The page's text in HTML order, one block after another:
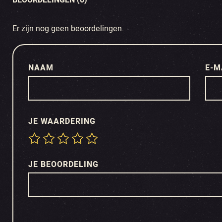
Er zijn nog geen beoordelingen.
JE WAARDERING
JE BEOORDELING
NAAM E-